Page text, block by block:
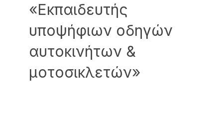
«Εκπαιδευτής
υποψήφιων οδηγών
αυτοκινήτων &
μοτοσικλετών»